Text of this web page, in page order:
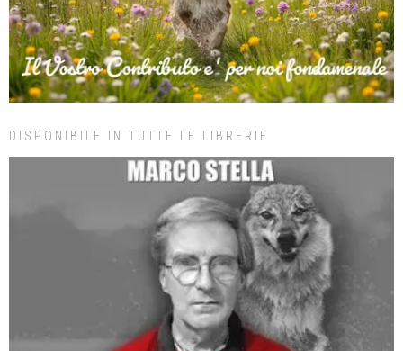
DISPONIBILE IN TUTTE LE LIBRERIE